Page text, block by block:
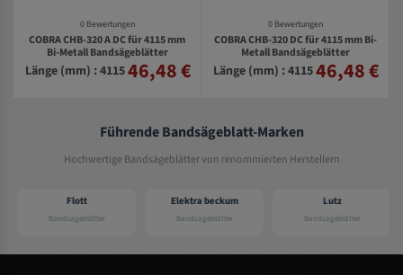
0 Bewertungen
COBRA CHB-320 A DC für 4115 mm
Bi-Metall Bandsägeblätter
Länge (mm) : 411546,48 €
0 Bewertungen
COBRA CHB-320 DC für 4115 mm Bi-
Metall Bandsägeblätter
Länge (mm) : 411546,48 €
Führende Bandsägeblatt-Marken
Hochwertige Bandsägeblätter von renommierten Herstellern
Flott
Bandsägeblätter
Elektra beckum
Bandsägeblätter
Lutz
Bandsägeblätter